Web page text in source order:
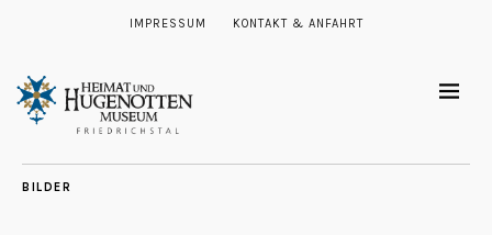
IMPRESSUM KONTAKT & ANFAHRT
BILDER